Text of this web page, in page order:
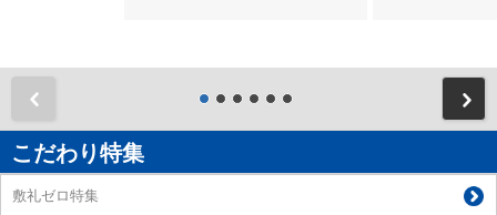
こだわり特集
敷礼ゼロ特集